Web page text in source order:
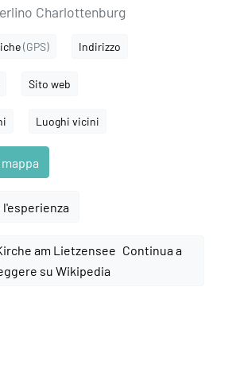
Charlottenburg
(GPS) Indirizzo
Sito web
Luoghi vicini
Continua a
su Wikipedia